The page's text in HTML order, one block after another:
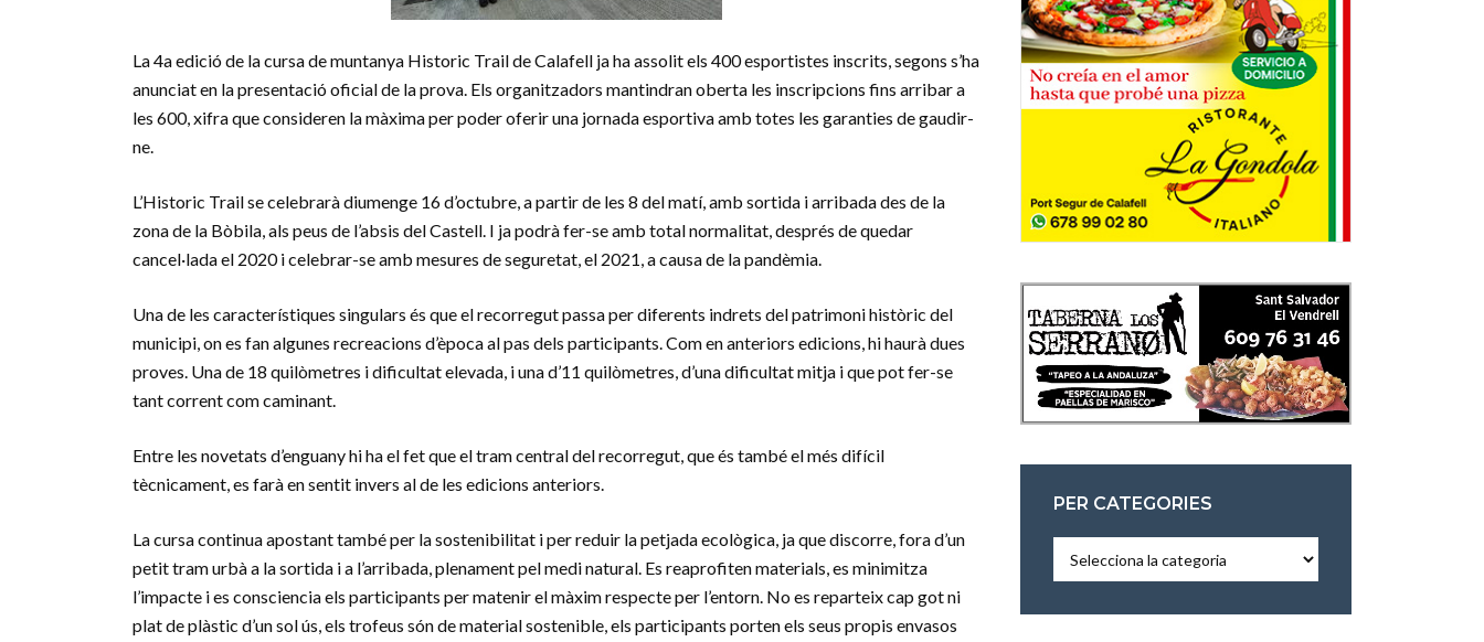
La 4a edició de la cursa de muntanya Historic Trail de Calafell ja ha assolit els 400 esportistes inscrits, segons s’ha
anunciat en la presentació oficial de la prova. Els organitzadors mantindran oberta les inscripcions fins arribar a
les 600, xifra que consideren la màxima per poder oferir una jornada esportiva amb totes les garanties de gaudir-
ne.
L’Historic Trail se celebrarà diumenge 16 d’octubre, a partir de les 8 del matí, amb sortida i arribada des de la
zona de la Bòbila, als peus de l’absis del Castell. I ja podrà fer-se amb total normalitat, després de quedar
cancel·lada el 2020 i celebrar-se amb mesures de seguretat, el 2021, a causa de la pandèmia.
Una de les característiques singulars és que el recorregut passa per diferents indrets del patrimoni històric del
municipi, on es fan algunes recreacions d’època al pas dels participants. Com en anteriors edicions, hi haurà dues
proves. Una de 18 quilòmetres i dificultat elevada, i una d’11 quilòmetres, d’una dificultat mitja i que pot fer-se
tant corrent com caminant.
Entre les novetats d’enguany hi ha el fet que el tram central del recorregut, que és també el més difícil
tècnicament, es farà en sentit invers al de les edicions anteriors.
La cursa continua apostant també per la sostenibilitat i per reduir la petjada ecològica, ja que discorre, fora d’un
petit tram urbà a la sortida i a l’arribada, plenament pel medi natural. Es reaprofiten materials, es minimitza
l’impacte i es consciencia els participants per matenir el màxim respecte per l’entorn. No es reparteix cap got ni
plat de plàstic d’un sol ús, els trofeus són de material sostenible, els participants porten els seus propis envasos
PER CATEGORIES
categories